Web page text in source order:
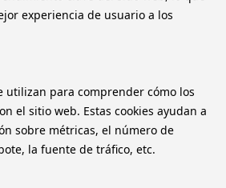
experiencia de usuario a los
utilizan para comprender cómo los
el sitio web. Estas cookies ayudan a
sobre métricas, el número de
la fuente de tráfico, etc.